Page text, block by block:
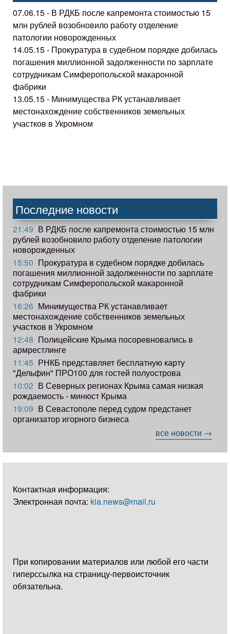
07.06.15 - В РДКБ после капремонта стоимостью 15
млн рублей возобновило работу отделение
патологии новорожденных
14.05.15 - Прокуратура в судебном порядке добилась
погашения миллионной задолженности по зарплате
сотрудникам Симферопольской макаронной
фабрики
13.05.15 - Минимущества РК устанавливает
местонахождение собственников земельных
участков в Укромном
Последние новости
21:49 В РДКБ после капремонта стоимостью 15 млн
рублей возобновило работу отделение патологии
новорожденных
15:50 Прокуратура в судебном порядке добилась
погашения миллионной задолженности по зарплате
сотрудникам Симферопольской макаронной
фабрики
16:26 Минимущества РК устанавливает
местонахождение собственников земельных
участков в Укромном
12:48 Полицейские Крыма посоревновались в
армрестлинге
11:45 РНКБ представляет бесплатную карту
"Дельфин" ПРО100 для гостей полуострова
10:02 В Северных регионах Крыма самая низкая
рождаемость - минюст Крыма
19:09 В Севастополе перед судом предстанет
организатор игорного бизнеса
все новости →
Контактная информация:
Электронная почта: kia.news@mail.ru
При копировании материалов или любой его части
гиперссылка на страницу-первоисточник
обязательна.